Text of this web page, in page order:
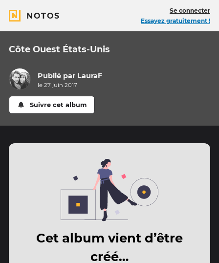
NOTOS
Se connecter
Essayez gratuitement !
Côte Ouest États-Unis
Publié par LauraF
le 27 juin 2017
Suivre cet album
Cet album vient d’être
créé…